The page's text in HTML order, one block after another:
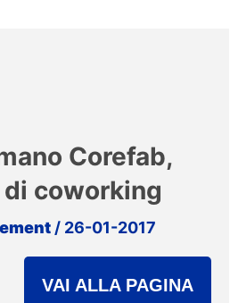
Corefab,
coworking
/ 26-01-2017
VAI ALLA PAGINA